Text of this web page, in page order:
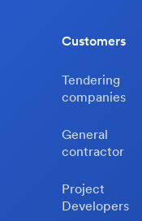
Customers
Tendering
companies
General
contractor
Project
Developers